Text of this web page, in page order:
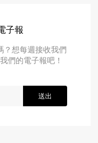
子報
？想每週接收我們
們的電子報吧！
送出